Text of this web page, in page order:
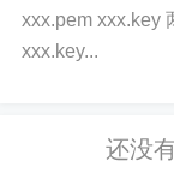
xxx.pem xxx.key
xxx.key...